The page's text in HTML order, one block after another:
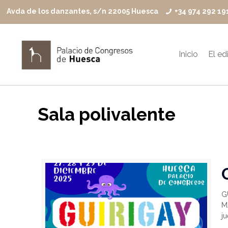
Avda de los danzantes, s/n 22005 Huesca +34 974 292
Inicio El
Sala polivalente